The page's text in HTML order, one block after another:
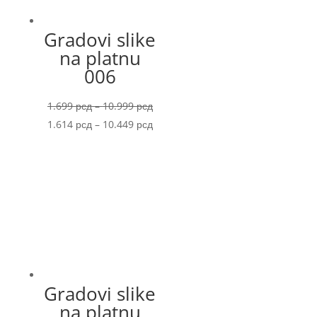
Gradovi slike
na platnu
006
1.699рсд – 10.999рсдPrice
range:
1.614 рсд – 10.449 рсдPrice
Gradovi slike